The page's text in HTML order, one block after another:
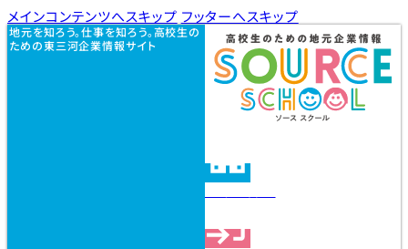
メインコンテンツへスキップ フッターへスキップ
地元を知ろう。仕事を知ろう。高校生の
ための東三河企業情報サイト